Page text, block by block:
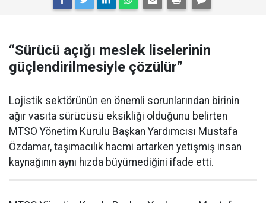
“Sürücü açığı meslek liselerinin
güçlendirilmesiyle çözülür”
Lojistik sektörünün en önemli sorunlarından birinin
ağır vasıta sürücüsü eksikliği olduğunu belirten
MTSO Yönetim Kurulu Başkan Yardımcısı Mustafa
Özdamar, taşımacılık hacmi artarken yetişmiş insan
kaynağının aynı hızda büyümediğini ifade etti.